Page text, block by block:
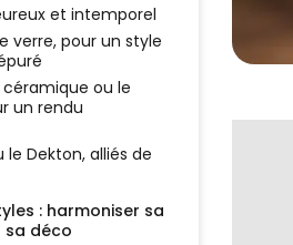
et intemporel
verre, pour un style
céramique ou le
un rendu
le Dekton, alliés de
: harmoniser sa
sa déco